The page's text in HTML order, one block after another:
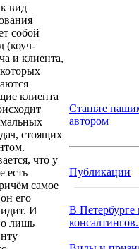
вид
собой
(коуч-
и клиента,
клиента
стоящих
что у
есть
самое
его
И
лишь
Станьте
автором
Публикации
В Петербурге